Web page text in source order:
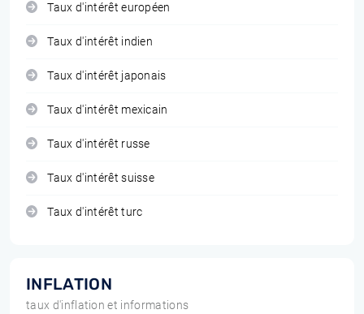
Taux d'intérêt européen
Taux d'intérêt indien
Taux d'intérêt japonais
Taux d'intérêt mexicain
Taux d'intérêt russe
Taux d'intérêt suisse
Taux d'intérêt turc
INFLATION
taux d'inflation et informations